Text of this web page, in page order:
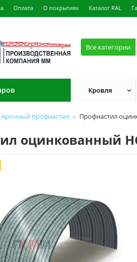
Оплата О покрытиях Каталог RAL
Все категории
Кровля
Арочный профнастил Профнастил
оцинкованный